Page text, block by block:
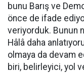
bunu Barış ve
önce de ifade
veriyorduk. Bunun
Hâlâ daha
olmaya da devam
biri, belirleyici, yol